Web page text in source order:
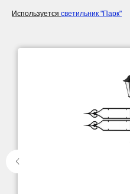
Используется светильник "Парк"